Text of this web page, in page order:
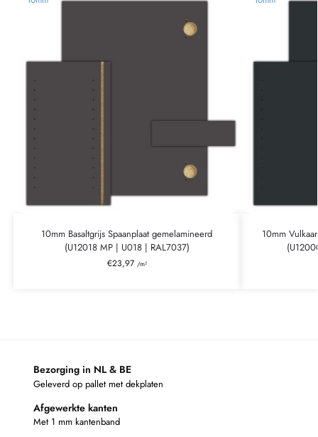
10mm Basaltgrijs Spaanplaat gemelamineerd
(U12018 MP | U018 | RAL7037)
€23,97 /m²
10mm
Bezorging in NL & BE
Geleverd op pallet met dekplaten
Afgewerkte kanten
Met 1 mm kantenband